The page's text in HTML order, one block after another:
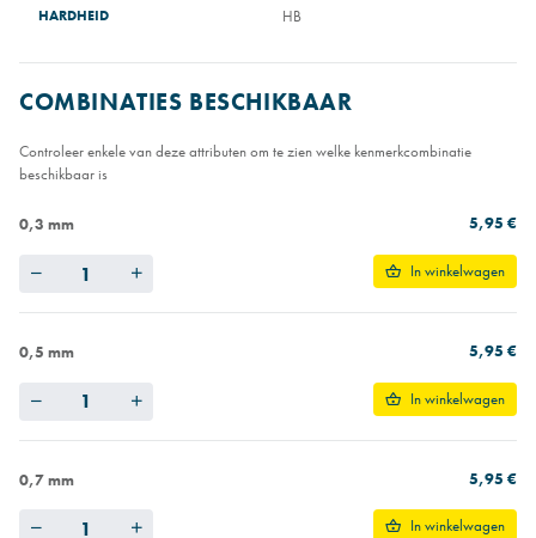
HARDHEID HB
COMBINATIES BESCHIKBAAR
Controleer enkele van deze attributen om te zien welke kenmerkcombinatie
beschikbaar is
0,3 mm 5,95 €
In winkelwagen
0,5 mm 5,95 €
In winkelwagen
0,7 mm 5,95 €
In winkelwagen